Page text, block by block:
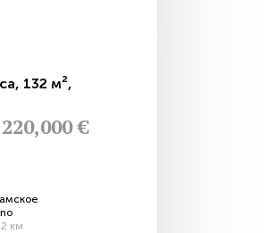
, 132 м²,
220,000 €
км